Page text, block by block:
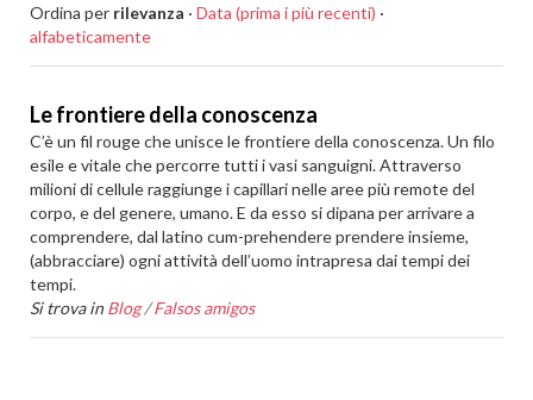
Ordina per rilevanza · Data (prima i più recenti) ·
alfabeticamente
Le frontiere della conoscenza
C’è un fil rouge che unisce le frontiere della conoscenza. Un filo
esile e vitale che percorre tutti i vasi sanguigni. Attraverso
milioni di cellule raggiunge i capillari nelle aree più remote del
corpo, e del genere, umano. E da esso si dipana per arrivare a
comprendere, dal latino cum-prehendere prendere insieme,
(abbracciare) ogni attività dell’uomo intrapresa dai tempi dei
tempi.
Si trova in Blog /Falsos amigos